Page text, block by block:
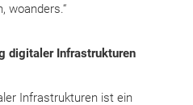
woanders.“
digitaler Infrastrukturen
Infrastrukturen ist ein